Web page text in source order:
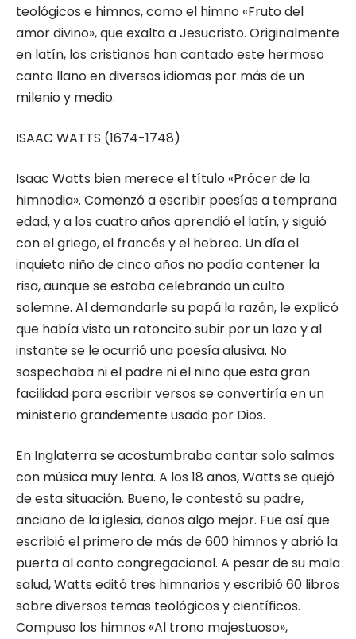
teológicos e himnos, como el himno «Fruto del
amor divino», que exalta a Jesucristo. Originalmente
en latín, los cristianos han cantado este hermoso
canto llano en diversos idiomas por más de un
milenio y medio.
ISAAC WATTS (1674-1748)
Isaac Watts bien merece el título «Prócer de la
himnodia». Comenzó a escribir poesías a temprana
edad, y a los cuatro años aprendió el latín, y siguió
con el griego, el francés y el hebreo. Un día el
inquieto niño de cinco años no podía contener la
risa, aunque se estaba celebrando un culto
solemne. Al demandarle su papá la razón, le explicó
que había visto un ratoncito subir por un lazo y al
instante se le ocurrió una poesía alusiva. No
sospechaba ni el padre ni el niño que esta gran
facilidad para escribir versos se convertiría en un
ministerio grandemente usado por Dios.
En Inglaterra se acostumbraba cantar solo salmos
con música muy lenta. A los 18 años, Watts se quejó
de esta situación. Bueno, le contestó su padre,
anciano de la iglesia, danos algo mejor. Fue así que
escribió el primero de más de 600 himnos y abrió la
puerta al canto congregacional. A pesar de su mala
salud, Watts editó tres himnarios y escribió 60 libros
sobre diversos temas teológicos y científicos.
Compuso los himnos «Al trono majestuoso»,